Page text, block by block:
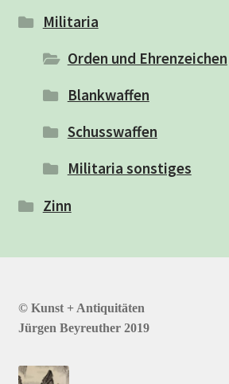
Militaria
Orden und Ehrenzeichen
Blankwaffen
Schusswaffen
Militaria sonstiges
Zinn
© Kunst + Antiquitäten
Jürgen Beyreuther 2019